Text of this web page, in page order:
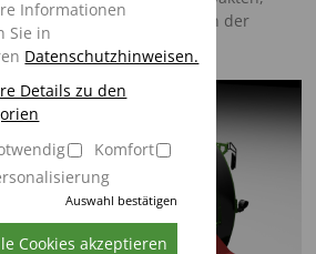
Informationen
Sie in
Datenschutzhinweisen.
Details zu den
Komfort
Auswahl bestätigen
Cookies akzeptieren
mit optimaler Übersicht von der